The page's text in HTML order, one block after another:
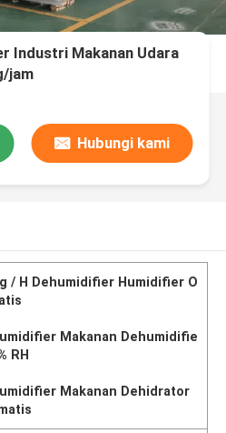
Industri Makanan Udara
jam
Hubungi kami
/ H Dehumidifier Humidifier O
Makanan Dehumidifie
RH
Makanan Dehidrator